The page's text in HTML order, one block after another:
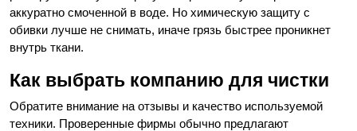
аккуратно смоченной в воде. Но химическую защиту с
обивки лучше не снимать, иначе грязь быстрее проникнет
внутрь ткани.
Как выбрать компанию для чистки
Обратите внимание на отзывы и качество используемой
техники. Проверенные фирмы обычно предлагают